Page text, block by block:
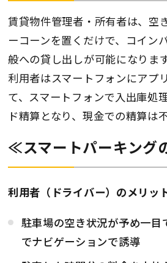
賃貸物件管理者・所有者は、空
ーコーンを置くだけで、コイン
般への貸し出しが可能になります
利用者はスマートフォンにアプ
て、スマートフォンで入出庫処
ド精算となり、現金での精算は
≪スマートパーキング
利用者（ドライバー）のメリッ
駐車場の空き状況が予め一目
でナビゲーションで誘導